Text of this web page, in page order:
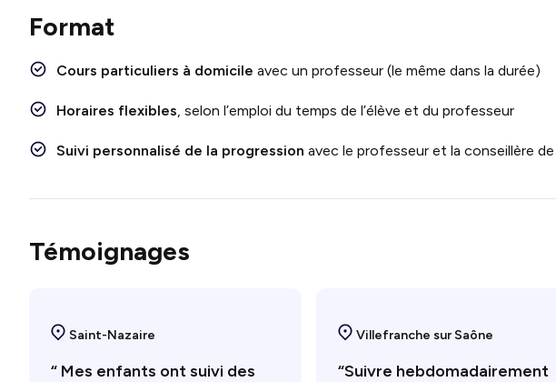
Format
Cours particuliers à domicile avec un professeur (le même dans la durée)
Horaires flexibles, selon l’emploi du temps de l’élève et du professeur
Suivi personnalisé de la progression avec le professeur et la conseillère
Témoignages
Saint-Nazaire
“ Mes enfants ont suivi des
Villefranche sur Saône
“Suivre hebdomadairement